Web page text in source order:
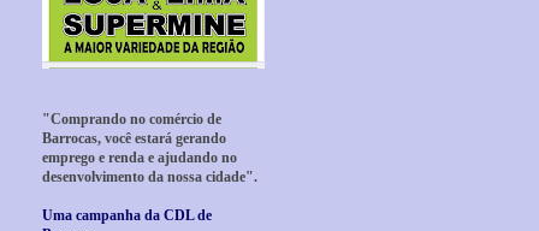
"Comprando no comércio de
Barrocas, você estará gerando
emprego e renda e ajudando no
desenvolvimento da nossa cidade".
Uma campanha da CDL de